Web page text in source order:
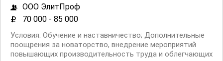
ООО ЭлитПроф
70 000 - 85 000
Условия: Обучение и наставничество; Дополнительные
поощрения за новаторство, внедрение мероприятий
повышающих производительность труда и облегчающих